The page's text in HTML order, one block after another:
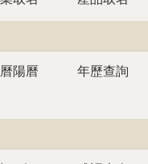
陽曆
年歷查詢